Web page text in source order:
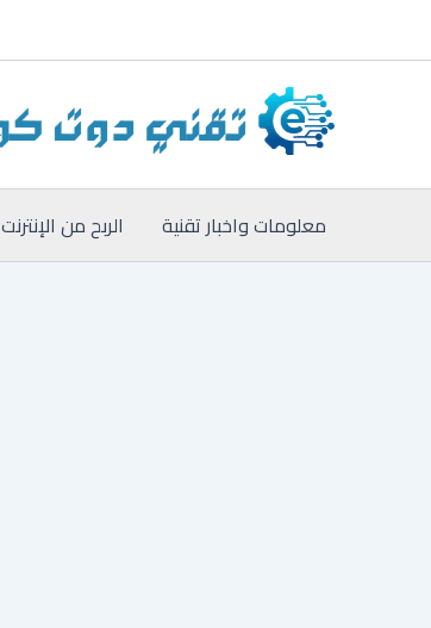
معلومات واخبار تقنية الربح من الإنترنت